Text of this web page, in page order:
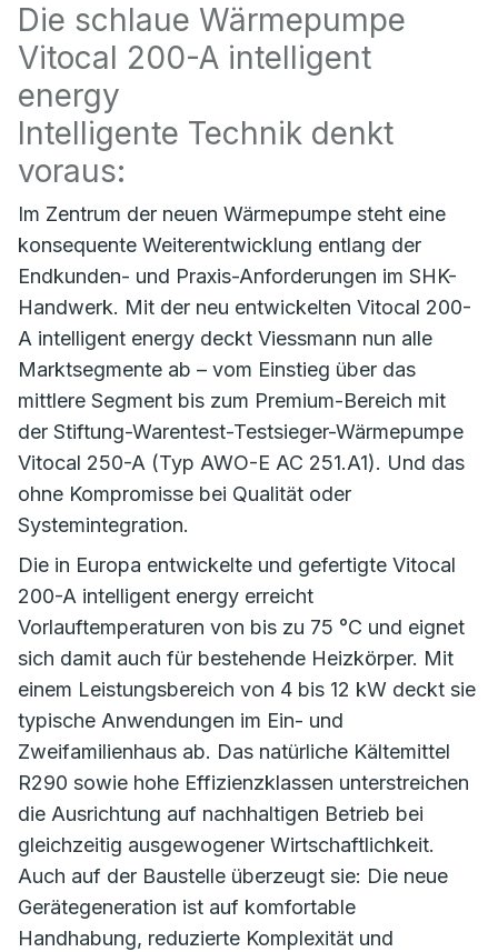
Die schlaue Wärmepumpe
Vitocal 200-A intelligent
energy
Intelligente Technik denkt
voraus:
Im Zentrum der neuen Wärmepumpe steht eine
konsequente Weiterentwicklung entlang der
Endkunden- und Praxis-Anforderungen im SHK-
Handwerk. Mit der neu entwickelten Vitocal 200-
A intelligent energy deckt Viessmann nun alle
Marktsegmente ab – vom Einstieg über das
mittlere Segment bis zum Premium-Bereich mit
der Stiftung-Warentest-Testsieger-Wärmepumpe
Vitocal 250-A (Typ AWO-E AC 251.A1). Und das
ohne Kompromisse bei Qualität oder
Systemintegration.
Die in Europa entwickelte und gefertigte Vitocal
200-A intelligent energy erreicht
Vorlauftemperaturen von bis zu 75 °C und eignet
sich damit auch für bestehende Heizkörper. Mit
einem Leistungsbereich von 4 bis 12 kW deckt sie
typische Anwendungen im Ein- und
Zweifamilienhaus ab. Das natürliche Kältemittel
R290 sowie hohe Effizienzklassen unterstreichen
die Ausrichtung auf nachhaltigen Betrieb bei
gleichzeitig ausgewogener Wirtschaftlichkeit.
Auch auf der Baustelle überzeugt sie: Die neue
Gerätegeneration ist auf komfortable
Handhabung, reduzierte Komplexität und